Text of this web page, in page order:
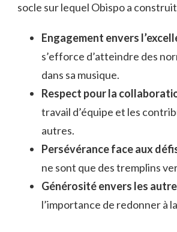
socle sur lequel Obispo a
Engagement envers
s’efforce d’atteindre des
dans sa musique.
Respect pour la
travail d’équipe et les
autres.
Persévérance face aux
ne sont que des tremplins
Générosité envers les
l’importance de redonner à